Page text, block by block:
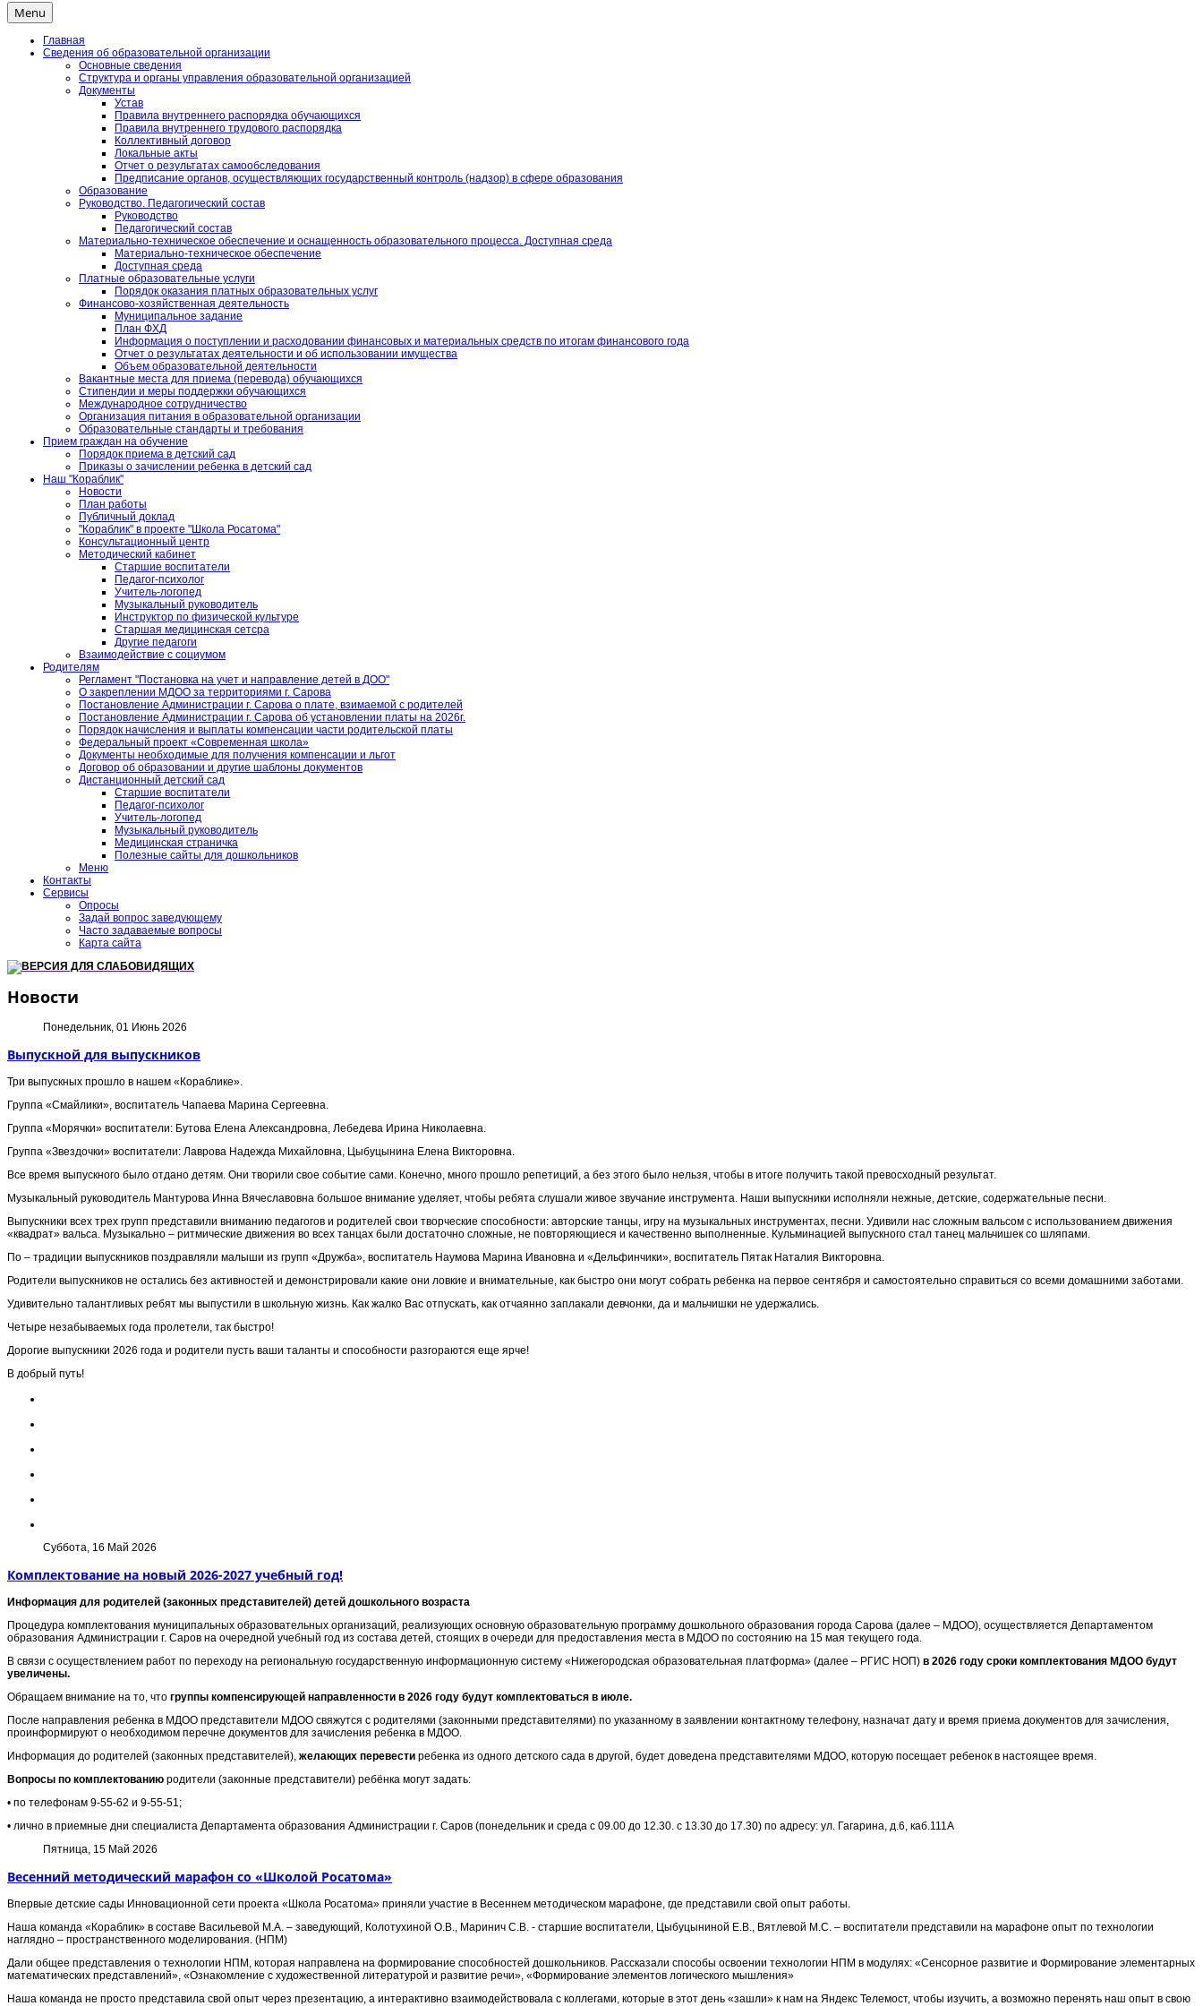
Menu
Главная
Сведения об образовательной организации
Основные сведения
Структура и органы управления образовательной организацией
Документы
Устав
Правила внутреннего распорядка обучающихся
Правила внутреннего трудового распорядка
Коллективный договор
Локальные акты
Отчет о результатах самообследования
Предписание органов, осуществляющих государственный контроль (надзор) в сфере образования
Образование
Руководство. Педагогический состав
Руководство
Педагогический состав
Материально-техническое обеспечение и оснащенность образовательного процесса. Доступная среда
Материально-техническое обеспечение
Доступная среда
Платные образовательные услуги
Порядок оказания платных образовательных услуг
Финансово-хозяйственная деятельность
Муниципальное задание
План ФХД
Информация о поступлении и расходовании финансовых и материальных средств по итогам финансового года
Отчет о результатах деятельности и об использовании имущества
Объем образовательной деятельности
Вакантные места для приема (перевода) обучающихся
Стипендии и меры поддержки обучающихся
Международное сотрудничество
Организация питания в образовательной организации
Образовательные стандарты и требования
Прием граждан на обучение
Порядок приема в детский сад
Приказы о зачислении ребенка в детский сад
Наш "Кораблик"
Новости
План работы
Публичный доклад
"Кораблик" в проекте "Школа Росатома"
Консультационный центр
Методический кабинет
Старшие воспитатели
Педагог-психолог
Учитель-логопед
Музыкальный руководитель
Инструктор по физической культуре
Старшая медицинская сетсра
Другие педагоги
Взаимодействие с социумом
Родителям
Регламент "Постановка на учет и направление детей в ДОО"
О закреплении МДОО за территориями г. Сарова
Постановление Администрации г. Сарова о плате, взимаемой с родителей
Постановление Администрации г. Сарова об установлении платы на 2026г.
Порядок начисления и выплаты компенсации части родительской платы
Федеральный проект «Современная школа»
Документы необходимые для получения компенсации и льгот
Договор об образовании и другие шаблоны документов
Дистанционный детский сад
Старшие воспитатели
Педагог-психолог
Учитель-логопед
Музыкальный руководитель
Медицинская страничка
Полезные сайты для дошкольников
Меню
Контакты
Сервисы
Опросы
Задай вопрос заведующему
Часто задаваемые вопросы
Карта сайта
ВЕРСИЯ ДЛЯ СЛАБОВИДЯЩИХ
Новости
Понедельник, 01 Июнь 2026
Выпускной для выпускников
Три выпускных прошло в нашем «Кораблике».
Группа «Смайлики», воспитатель Чапаева Марина Сергеевна.
Группа «Морячки» воспитатели: Бутова Елена Александровна, Лебедева Ирина Николаевна.
Группа «Звездочки» воспитатели: Лаврова Надежда Михайловна, Цыбуцынина Елена Викторовна.
Все время выпускного было отдано детям. Они творили свое событие сами. Конечно, много прошло репетиций, а без этого было нельзя, чтобы в итоге получить такой превосходный результат.
Музыкальный руководитель Мантурова Инна Вячеславовна большое внимание уделяет, чтобы ребята слушали живое звучание инструмента. Наши выпускники исполняли нежные, детские, содержательные песни.
Выпускники всех трех групп представили вниманию педагогов и родителей свои творческие способности: авторские танцы, игру на музыкальных инструментах, песни. Удивили нас сложным вальсом с использованием движения
«квадрат» вальса. Музыкально – ритмические движения во всех танцах были достаточно сложные, не повторяющиеся и качественно выполненные. Кульминацией выпускного стал танец мальчишек со шляпами.
По – традиции выпускников поздравляли малыши из групп «Дружба», воспитатель Наумова Марина Ивановна и «Дельфинчики», воспитатель Пятак Наталия Викторовна.
Родители выпускников не остались без активностей и демонстрировали какие они ловкие и внимательные, как быстро они могут собрать ребенка на первое сентября и самостоятельно справиться со всеми домашними заботами.
Удивительно талантливых ребят мы выпустили в школьную жизнь. Как жалко Вас отпускать, как отчаянно заплакали девчонки, да и мальчишки не удержались.
Четыре незабываемых года пролетели, так быстро!
Дорогие выпускники 2026 года и родители пусть ваши таланты и способности разгораются еще ярче!
В добрый путь!
Суббота, 16 Май 2026
Комплектование на новый 2026-2027 учебный год!
Информация для родителей (законных представителей) детей дошкольного возраста
Процедура комплектования муниципальных образовательных организаций, реализующих основную образовательную программу дошкольного образования города Сарова (далее – МДОО), осуществляется Департаментом
образования Администрации г. Саров на очередной учебный год из состава детей, стоящих в очереди для предоставления места в МДОО по состоянию на 15 мая текущего года.
В связи с осуществлением работ по переходу на региональную государственную информационную систему «Нижегородская образовательная платформа» (далее – РГИС НОП) в 2026 году сроки комплектования МДОО будут
увеличены.
Обращаем внимание на то, что группы компенсирующей направленности в 2026 году будут комплектоваться в июле.
После направления ребенка в МДОО представители МДОО свяжутся с родителями (законными представителями) по указанному в заявлении контактному телефону, назначат дату и время приема документов для зачисления,
проинформируют о необходимом перечне документов для зачисления ребенка в МДОО.
Информация до родителей (законных представителей), желающих перевести ребенка из одного детского сада в другой, будет доведена представителями МДОО, которую посещает ребенок в настоящее время.
Вопросы по комплектованию родители (законные представители) ребёнка могут задать:
• по телефонам 9-55-62 и 9-55-51;
• лично в приемные дни специалиста Департамента образования Администрации г. Саров (понедельник и среда с 09.00 до 12.30. с 13.30 до 17.30) по адресу: ул. Гагарина, д.6, каб.111А
Пятница, 15 Май 2026
Весенний методический марафон со «Школой Росатома»
Впервые детские сады Инновационной сети проекта «Школа Росатома» приняли участие в Весеннем методическом марафоне, где представили свой опыт работы.
Наша команда «Кораблик» в составе Васильевой М.А. – заведующий, Колотухиной О.В., Маринич С.В. - старшие воспитатели, Цыбуцыниной Е.В., Вятлевой М.С. – воспитатели представили на марафоне опыт по технологии
наглядно – пространственного моделирования. (НПМ)
Дали общее представления о технологии НПМ, которая направлена на формирование способностей дошкольников. Рассказали способы освоении технологии НПМ в модулях: «Сенсорное развитие и Формирование элементарных
математических представлений», «Ознакомление с художественной литературой и развитие речи», «Формирование элементов логического мышления»
Наша команда не просто представила свой опыт через презентацию, а интерактивно взаимодействовала с коллегами, которые в этот день «зашли» к нам на Яндекс Телемост, чтобы изучить, а возможно перенять наш опыт в свою